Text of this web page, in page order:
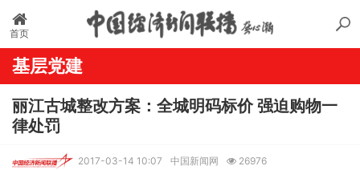
首页
基层党建
丽江古城整改方案：全城明码标价 强迫购物一
律处罚
2017-03-14 10:07 中国新闻网 26976